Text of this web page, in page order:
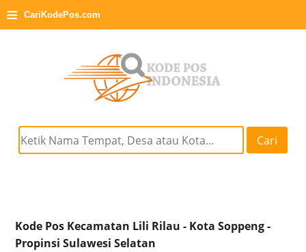
≡ CariKodePos.com
Cari
Kode Pos Kecamatan Lili Rilau - Kota Soppeng -
Propinsi Sulawesi Selatan